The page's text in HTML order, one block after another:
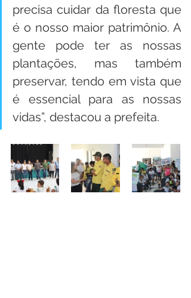
precisa cuidar da floresta que
é o nosso maior patrimônio. A
gente pode ter as nossas
plantações, mas também
preservar, tendo em vista que
é essencial para as nossas
vidas”, destacou a prefeita.